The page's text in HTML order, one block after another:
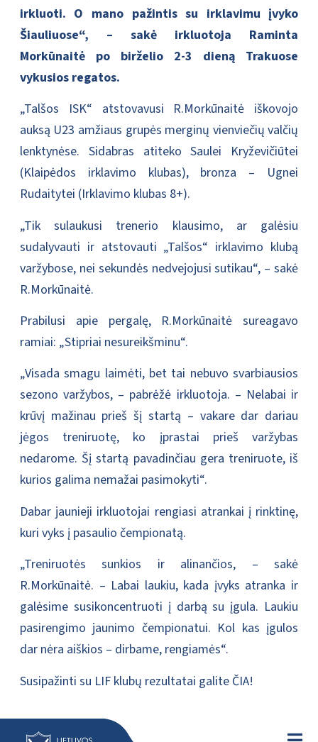
irkluoti. O mano pažintis su irklavimu įvyko
Šiauliuose“, – sakė irkluotoja Raminta
Morkūnaitė po birželio 2-3 dieną Trakuose
vykusios regatos.
„Talšos ISK“ atstovavusi R.Morkūnaitė iškovojo
auksą U23 amžiaus grupės merginų vienviečių valčių
lenktynėse. Sidabras atiteko Saulei Kryževičiūtei
(Klaipėdos irklavimo klubas), bronza – Ugnei
Rudaitytei (Irklavimo klubas 8+).
„Tik sulaukusi trenerio klausimo, ar galėsiu
sudalyvauti ir atstovauti „Talšos“ irklavimo klubą
varžybose, nei sekundės nedvejojusi sutikau“, – sakė
R.Morkūnaitė.
Prabilusi apie pergalę, R.Morkūnaitė sureagavo
ramiai: „Stipriai nesureikšminu“.
„Visada smagu laimėti, bet tai nebuvo svarbiausios
sezono varžybos, – pabrėžė irkluotoja. – Nelabai ir
krūvį mažinau prieš šį startą – vakare dar dariau
jėgos treniruotę, ko įprastai prieš varžybas
nedarome. Šį startą pavadinčiau gera treniruote, iš
kurios galima nemažai pasimokyti“.
Dabar jaunieji irkluotojai rengiasi atrankai į rinktinę,
kuri vyks į pasaulio čempionatą.
„Treniruotės sunkios ir alinančios, – sakė
R.Morkūnaitė. – Labai laukiu, kada įvyks atranka ir
galėsime susikoncentruoti į darbą su įgula. Laukiu
pasirengimo jaunimo čempionatui. Kol kas įgulos
dar nėra aiškios – dirbame, rengiamės“.
Susipažinti su LIF klubų rezultatai galite ČIA!